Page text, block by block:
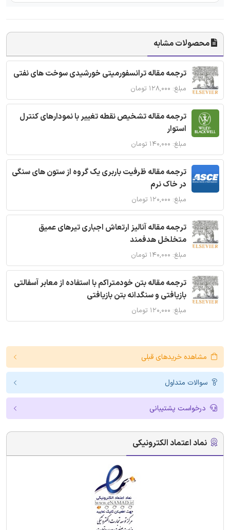
محصولات مشابه
ترجمه مقاله ترانسفورمیتی خورشیدی سوخت های نفتی
مبلغ: ۱۲۸,۰۰۰ تومان
ترجمه مقاله تشخیص نقطه تغییر با نمودارهای کنترل
استوار
مبلغ: ۱۴۰,۰۰۰ تومان
ترجمه مقاله ظرفیت باربری یک گروه از ستون های سنگی
در خاک نرم
مبلغ: ۱۲۰,۰۰۰ تومان
ترجمه مقاله آنالیز ارتعاش اجباری تیرهای عمیق
متخلخل هدفمند
مبلغ: ۱۴۰,۰۰۰ تومان
ترجمه مقاله بتن خودمتراکم با استفاده از معابر آسفالتی
بازیافتی و سنگدانه بتن بازیافتی
مبلغ: ۱۲۰,۰۰۰ تومان
مشاهده خریدهای قبلی
سوالات متداول
درخواست پشتیبانی
نماد اعتماد الکترونیکی